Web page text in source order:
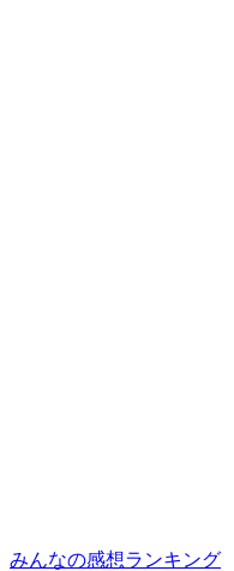
みんなの感想ランキング